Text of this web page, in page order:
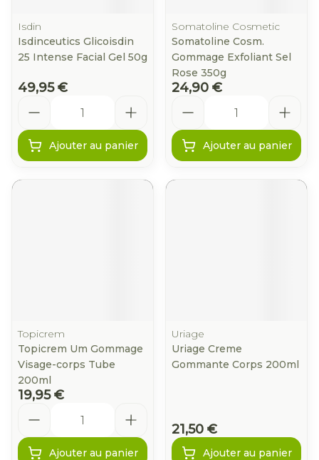
Isdin
Isdinceutics Glicoisdin
25 Intense Facial Gel 50g
49,95 €
Ajouter au panier
Somatoline Cosmetic
Somatoline Cosm.
Gommage Exfoliant Sel
Rose 350g
24,90 €
Ajouter au panier
Topicrem
Topicrem Um Gommage
Visage-corps Tube
200ml
19,95 €
Ajouter au panier
Uriage
Uriage Creme
Gommante Corps 200ml
21,50 €
Ajouter au panier